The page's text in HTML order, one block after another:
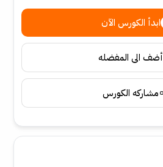
ابدأ الكورس الآن
أضف الى المفضله
مشاركه الكورس